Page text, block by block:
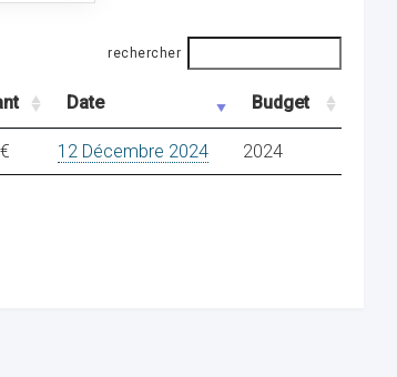
rechercher
Date Budget
12 Décembre 2024 2024